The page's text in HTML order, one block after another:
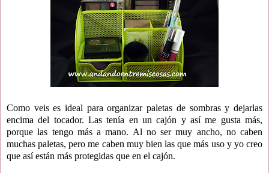
Como veis es ideal para organizar paletas de sombras y dejarlas
encima del tocador. Las tenía en un cajón y así me gusta más,
porque las tengo más a mano. Al no ser muy ancho, no caben
muchas paletas, pero me caben muy bien las que más uso y yo creo
que así están más protegidas que en el cajón.